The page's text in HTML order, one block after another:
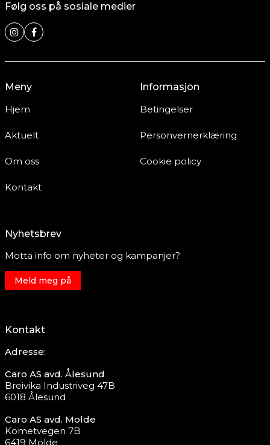
Følg oss på sosiale medier
Meny
Hjem
Aktuelt
Om oss
Kontakt
Informasjon
Betingelser
Personvernerklæring
Cookie policy
Nyhetsbrev
Motta info om nyheter og kampanjer?
Meld meg på
Kontakt
Adresse:
Caro AS avd. Ålesund
Breivika Industriveg 47B
6018 Ålesund
Caro AS avd. Molde
Kometvegen 7B
6419 Molde